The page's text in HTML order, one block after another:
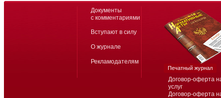
Договор-оферта
услуг
Договор-оферта
Документы
с комментариями
Вступают в силу
О журнале
Рекламодателям
Печатный журнал